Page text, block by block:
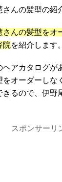
んの髪型の紹
さんの髪型をオ
院を紹介します。
アカタログが
をオーダーしな
きるので、伊野
スポンサーリ